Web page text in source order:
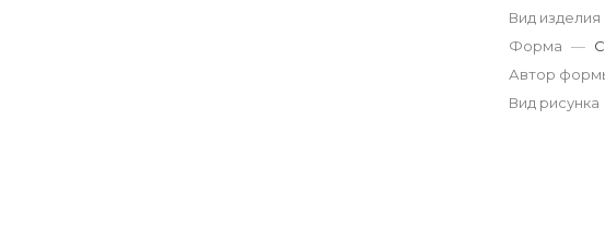
Вид изделия
Форма —
Автор
Вид рисунка